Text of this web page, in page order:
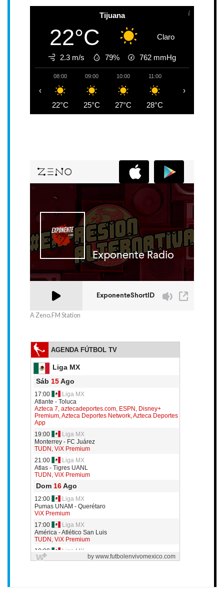
Tijuana
22°C Claro
2.3 m/s 79% 762 mmHg
08:00
22°C
09:00
25°C
10:00
27°C
11:00
28°C
‹ ›
A Zeno.FM Station